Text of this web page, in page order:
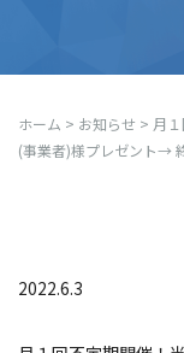
ホーム > お知らせ > 月
(事業者)様プレゼント→
2022.6.3